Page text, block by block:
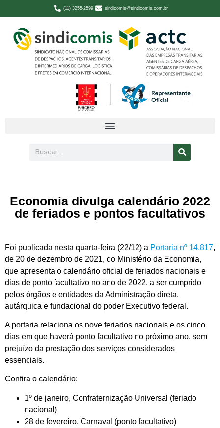
(11) 3255-2599 sindicomis@sindicomis.com.br
Economia divulga calendário 2022
de feriados e pontos facultativos
Foi publicada nesta quarta-feira (22/12) a Portaria nº 14.817,
de 20 de dezembro de 2021, do Ministério da Economia,
que apresenta o calendário oficial de feriados nacionais e
dias de ponto facultativo no ano de 2022, a ser cumprido
pelos órgãos e entidades da Administração direta,
autárquica e fundacional do poder Executivo federal.
A portaria relaciona os nove feriados nacionais e os cinco
dias em que haverá ponto facultativo no próximo ano, sem
prejuízo da prestação dos serviços considerados
essenciais.
Confira o calendário:
1º de janeiro, Confraternização Universal (feriado
nacional)
28 de fevereiro, Carnaval (ponto facultativo)